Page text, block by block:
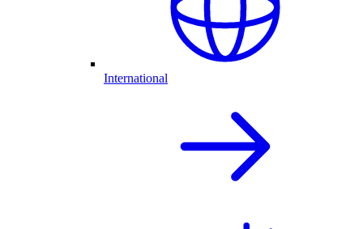
International